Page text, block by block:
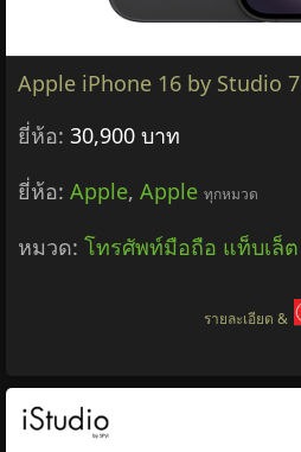
Apple iPhone 16 by Studio 7
ยี่ห้อ: 30,900 บาท
ยี่ห้อ: Apple, Apple ทุกหมวด
หมวด: โทรศัพท์มือถือ แท็บเล็ต
รายละเอียด &